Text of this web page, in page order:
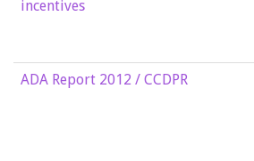
incentives
ADA Report 2012 / CCDPR